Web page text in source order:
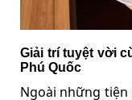
Giải trí tuyệt vời
Phú Quốc
Ngoài những tiện